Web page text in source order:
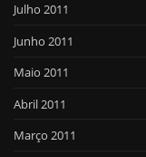
Julho 2011
Junho 2011
Maio 2011
Abril 2011
Março 2011